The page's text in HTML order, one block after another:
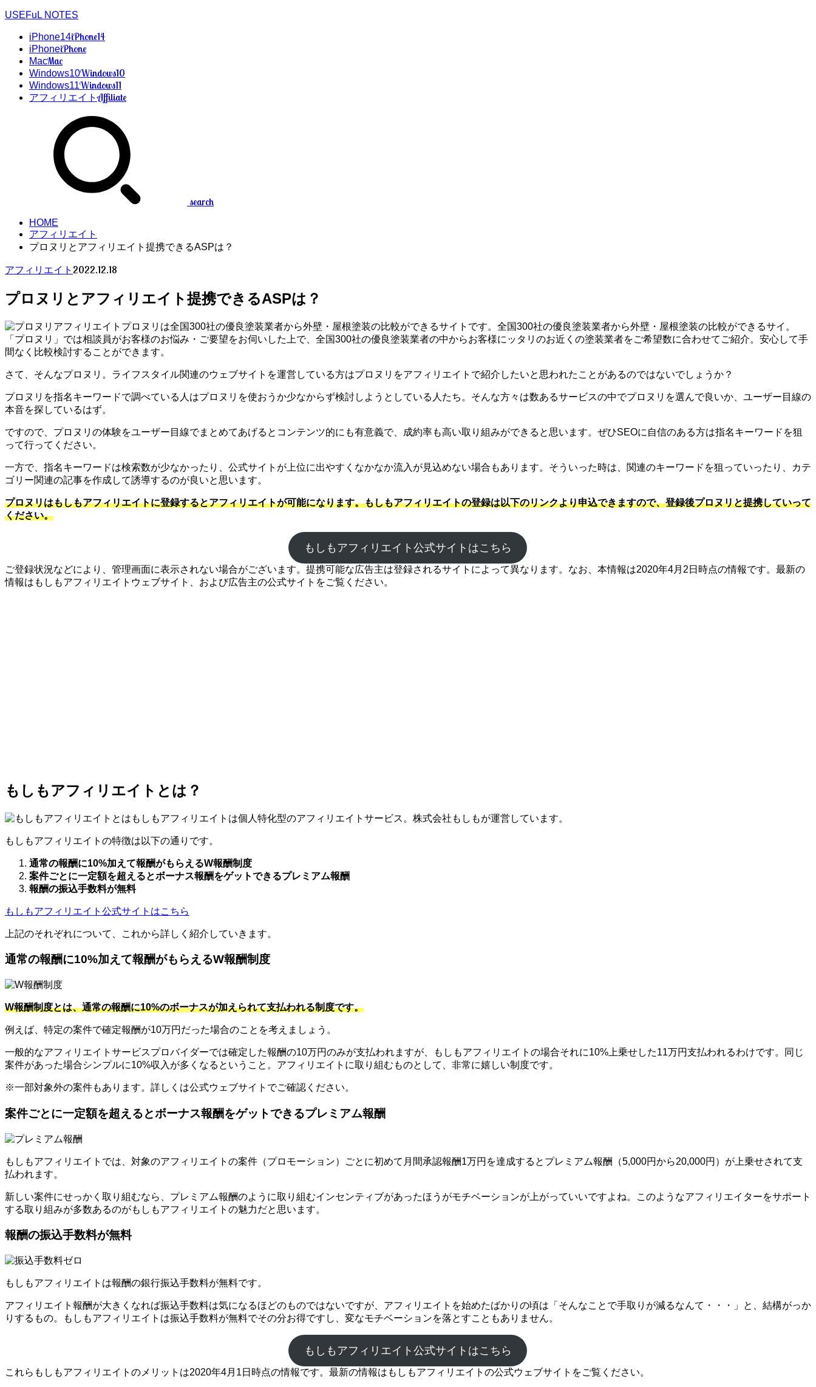
USEFuL NOTES
iPhone14iPhone14
iPhoneiPhone
MacMac
Windows10Windows10
Windows11Windows11
アフィリエイトAffiliate
search
HOME
アフィリエイト
プロヌリとアフィリエイト提携できるASPは？
アフィリエイト 2022.12.18
プロヌリとアフィリエイト提携できるASPは？
プロヌリは全国300社の優良塗装業者から外壁・屋根塗装の比較ができるサイトです。全国300社の優良塗装業者から外壁・屋根塗装の比較ができるサイ。
「プロヌリ」では相談員がお客様のお悩み・ご要望をお伺いした上で、全国300社の優良塗装業者の中からお客様にッタリのお近くの塗装業者をご希望数に合わせてご紹介。安心して手
間なく比較検討することができます。
さて、そんなプロヌリ。ライフスタイル関連のウェブサイトを運営している方はプロヌリをアフィリエイトで紹介したいと思われたことがあるのではないでしょうか？
プロヌリを指名キーワードで調べている人はプロヌリを使おうか少なからず検討しようとしている人たち。そんな方々は数あるサービスの中でプロヌリを選んで良いか、ユーザー目線の
本音を探しているはず。
ですので、プロヌリの体験をユーザー目線でまとめてあげるとコンテンツ的にも有意義で、成約率も高い取り組みができると思います。ぜひSEOに自信のある方は指名キーワードを狙
って行ってください。
一方で、指名キーワードは検索数が少なかったり、公式サイトが上位に出やすくなかなか流入が見込めない場合もあります。そういった時は、関連のキーワードを狙っていったり、カテ
ゴリー関連の記事を作成して誘導するのが良いと思います。
プロヌリはもしもアフィリエイトに登録するとアフィリエイトが可能になります。もしもアフィリエイトの登録は以下のリンクより申込できますので、登録後プロヌリと提携していって
ください。
もしもアフィリエイト公式サイトはこちら
ご登録状況などにより、管理画面に表示されない場合がございます。提携可能な広告主は登録されるサイトによって異なります。なお、本情報は2020年4月2日時点の情報です。最新の
情報はもしもアフィリエイトウェブサイト、および広告主の公式サイトをご覧ください。
もしもアフィリエイトとは？
もしもアフィリエイトは個人特化型のアフィリエイトサービス。株式会社もしもが運営しています。
もしもアフィリエイトの特徴は以下の通りです。
通常の報酬に10%加えて報酬がもらえるW報酬制度
案件ごとに一定額を超えるとボーナス報酬をゲットできるプレミアム報酬
報酬の振込手数料が無料
もしもアフィリエイト公式サイトはこちら
上記のそれぞれについて、これから詳しく紹介していきます。
通常の報酬に10%加えて報酬がもらえるW報酬制度
W報酬制度とは、通常の報酬に10%のボーナスが加えられて支払われる制度です。
例えば、特定の案件で確定報酬が10万円だった場合のことを考えましょう。
一般的なアフィリエイトサービスプロバイダーでは確定した報酬の10万円のみが支払われますが、もしもアフィリエイトの場合それに10%上乗せした11万円支払われるわけです。同じ
案件があった場合シンプルに10%収入が多くなるということ。アフィリエイトに取り組むものとして、非常に嬉しい制度です。
※一部対象外の案件もあります。詳しくは公式ウェブサイトでご確認ください。
案件ごとに一定額を超えるとボーナス報酬をゲットできるプレミアム報酬
もしもアフィリエイトでは、対象のアフィリエイトの案件（プロモーション）ごとに初めて月間承認報酬1万円を達成するとプレミアム報酬（5,000円から20,000円）が上乗せされて支
払われます。
新しい案件にせっかく取り組むなら、プレミアム報酬のように取り組むインセンティブがあったほうがモチベーションが上がっていいですよね。このようなアフィリエイターをサポート
する取り組みが多数あるのがもしもアフィリエイトの魅力だと思います。
報酬の振込手数料が無料
もしもアフィリエイトは報酬の銀行振込手数料が無料です。
アフィリエイト報酬が大きくなれば振込手数料は気になるほどのものではないですが、アフィリエイトを始めたばかりの頃は「そんなことで手取りが減るなんて・・・」と、結構がっか
りするもの。もしもアフィリエイトは振込手数料が無料でその分お得ですし、変なモチベーションを落とすこともありません。
もしもアフィリエイト公式サイトはこちら
これらもしもアフィリエイトのメリットは2020年4月1日時点の情報です。最新の情報はもしもアフィリエイトの公式ウェブサイトをご覧ください。